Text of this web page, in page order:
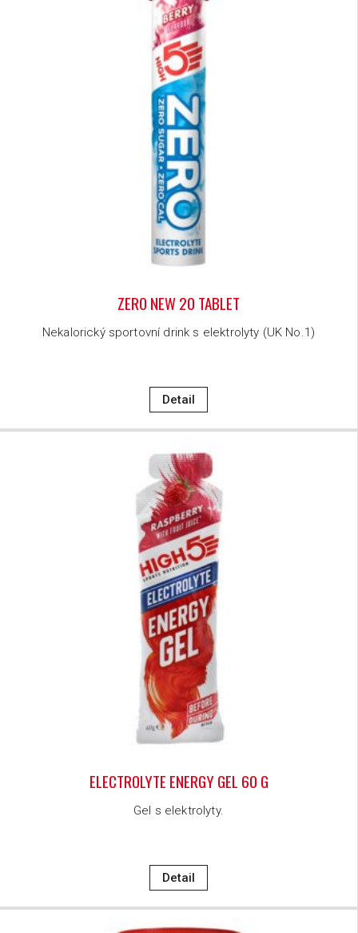
ZERO NEW 20 TABLET
Nekalorický sportovní drink s elektrolyty (UK No.1)
Detail
ELECTROLYTE ENERGY GEL 60 G
Gel s elektrolyty.
Detail